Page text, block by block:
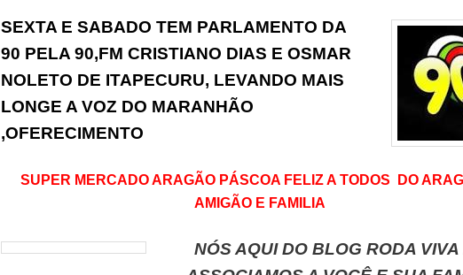
SEXTA E SABADO TEM PARLAMENTO DA
90 PELA 90,FM CRISTIANO DIAS E OSMAR
NOLETO DE ITAPECURU, LEVANDO MAIS
LONGE A VOZ DO MARANHÃO
,OFERECIMENTO
SUPER MERCADO ARAGÃO PÁSCOA FELIZ A TODOS DO
AMIGÃO E FAMILIA
NÓS AQUI DO BLOG RODA VIVA